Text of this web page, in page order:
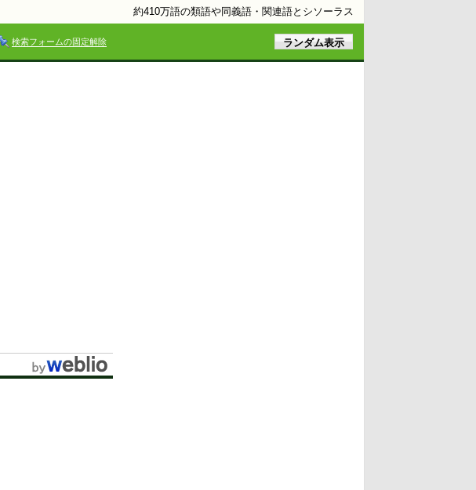
約410万語の類語や同義語・関連語とシソーラス
検索フォームの固定解除